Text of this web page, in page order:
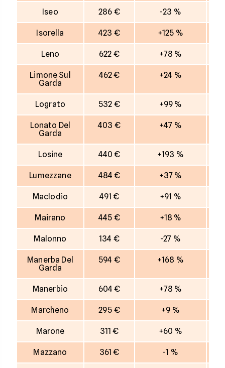
Iseo 286 € -23 %
Isorella 423 € +125 %
Leno 622 € +78 %
Limone Sul
Garda
462 € +24 %
Lograto 532 € +99 %
Lonato Del
Garda
403 € +47 %
Losine 440 € +193 %
Lumezzane 484 € +37 %
Maclodio 491 € +91 %
Mairano 445 € +18 %
Malonno 134 € -27 %
Manerba Del
Garda
594 € +168 %
Manerbio 604 € +78 %
Marcheno 295 € +9 %
Marone 311 € +60 %
Mazzano 361 € -1 %